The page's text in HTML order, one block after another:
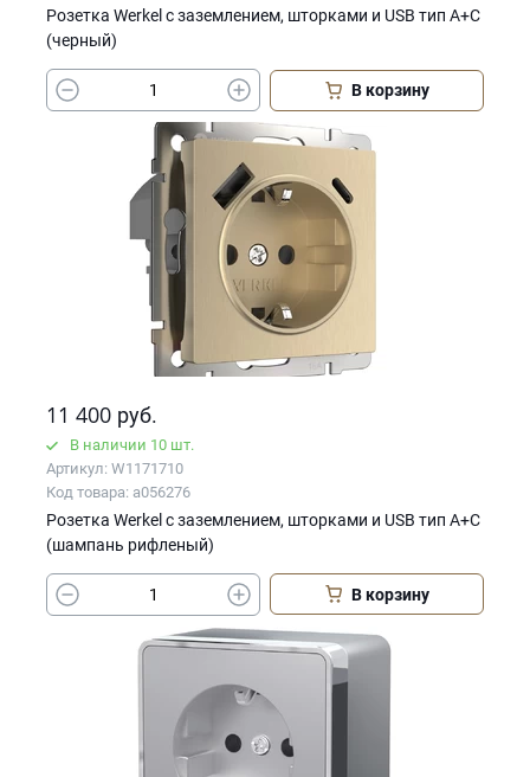
Розетка Werkel с заземлением, шторками и USB тип A+C
(черный)
В корзину
11 400 руб.
В наличии 10 шт.
Артикул: W1171710
Код товара: a056276
Розетка Werkel с заземлением, шторками и USB тип A+C
(шампань рифленый)
В корзину